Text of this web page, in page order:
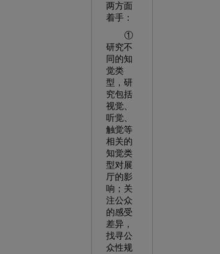
两方面
着手：
①
研究不
同的知
觉类
型，研
究包括
视觉、
听觉、
触觉等
相关的
知觉类
型对展
厅的影
响；关
注公众
的感受
差异，
找寻公
众性规